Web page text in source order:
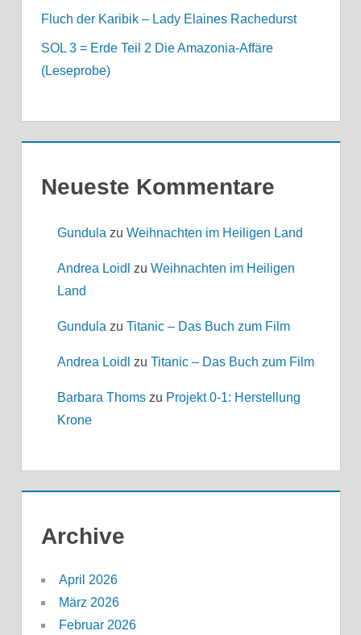
online.de
Gundula, Admin
Fluch der Karibik – Lady Elaines Rachedurst
SOL 3 = Erde Teil 2 Die Amazonia-Affäre
(Leseprobe)
Neueste Kommentare
Gundulazu Weihnachten im Heiligen Land
Andrea Loidl zu Weihnachten im Heiligen
Land
Gundulazu Titanic – Das Buch zum Film
Andrea Loidl zu Titanic – Das Buch zum Film
Barbara Thomszu Projekt 0-1: Herstellung
Krone
Archive
April 2026
März 2026
Februar 2026